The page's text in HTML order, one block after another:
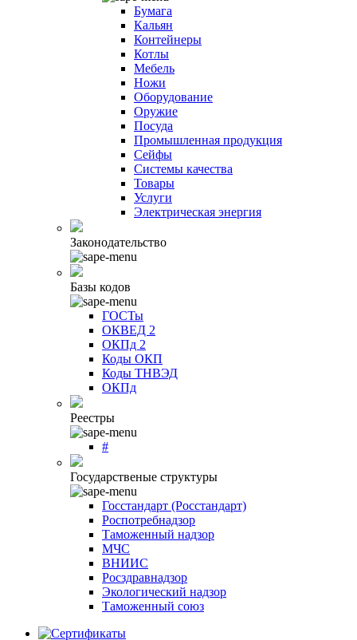
Бумага
Кальян
Контейнеры
Котлы
Мебель
Ножи
Оборудование
Оружие
Посуда
Промышленная продукция
Сейфы
Системы качества
Товары
Услуги
Электрическая энергия
Законодательство
Базы кодов
ГОСТы
ОКВЕД 2
ОКПд 2
Коды ОКП
Коды ТНВЭД
ОКПд
Реестры
#
Государственые структуры
Госстандарт (Росстандарт)
Роспотребнадзор
Таможенный надзор
МЧС
ВНИИС
Росздравнадзор
Экологический надзор
Таможенный союз